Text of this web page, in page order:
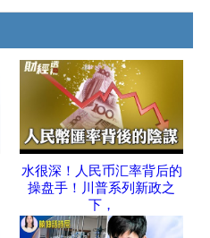
水很深！人民币汇率背后的
操盘手！川普系列新政之
下，